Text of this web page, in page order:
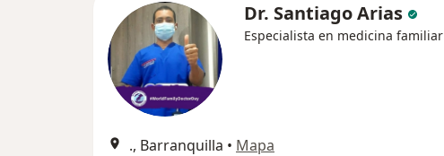
Dr. Santiago Arias
Especialista en medicina familiar
., Barranquilla • Mapa